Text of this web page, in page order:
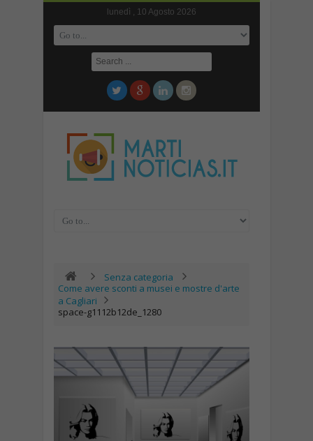
lunedì , 10 Agosto 2026
Senza categoria
Come avere sconti a musei e mostre d'arte
a Cagliari
space-g1112b12de_1280